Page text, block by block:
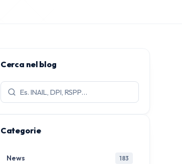
Cerca nel blog
Cerca
articoli:
Categorie
News 183